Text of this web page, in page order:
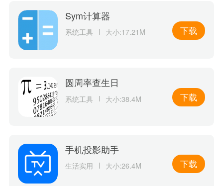
Sym计算器
系统工具 大小:17.21M 下载
圆周率查生日
系统工具 大小:38.4M 下载
手机投影助手
生活实用 大小:26.4M 下载